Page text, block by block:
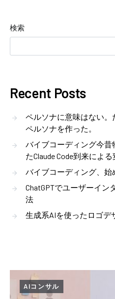
検索
Recent Posts
ペルソナに意味はない
ペルソナを作った。
バイブコーディング今
たClaude Code到来による
バイブコーディング、始
ChatGPTでユーザーイ
法
生成系AIを使ったロゴデ
AIコンサル